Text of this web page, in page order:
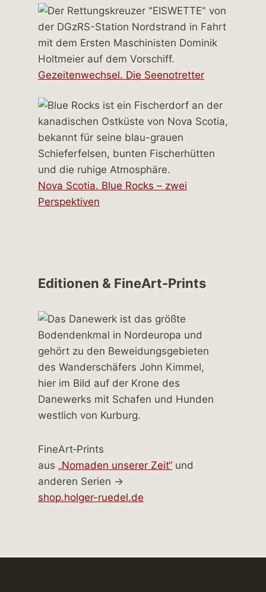
Gezeitenwechsel. Die Seenotretter
Nova Scotia. Blue Rocks – zwei
Perspektiven
Editionen & FineArt-Prints
FineArt‑Prints
aus „Nomaden unserer Zeit“ und
anderen Serien →
shop.holger-ruedel.de